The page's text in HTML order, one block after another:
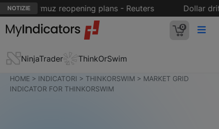
NOTIZIE
of Hormuz reopening plans - Reuters Dollar
0
NinjaTrader ThinkOrSwim
HOME > INDICATORI > THINKORSWIM > MARKET GRID
INDICATOR FOR THINKORSWIM